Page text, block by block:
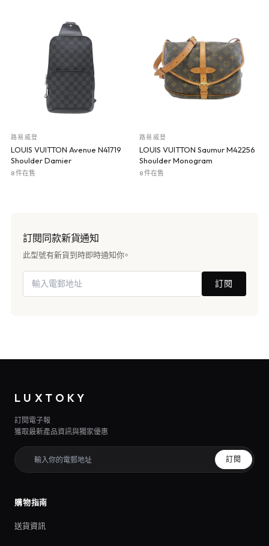
路易威登
LOUIS VUITTON Avenue N41719
Shoulder Damier
8 件在售
路易威登
LOUIS VUITTON Saumur M42256
Shoulder Monogram
8 件在售
訂閱同款新貨通知
此型號有新貨到時即時通知你。
訂閱
LUXTOKY
訂閱電子報
獲取最新產品資訊與獨家優惠
訂閱
購物指南
送貨資訊